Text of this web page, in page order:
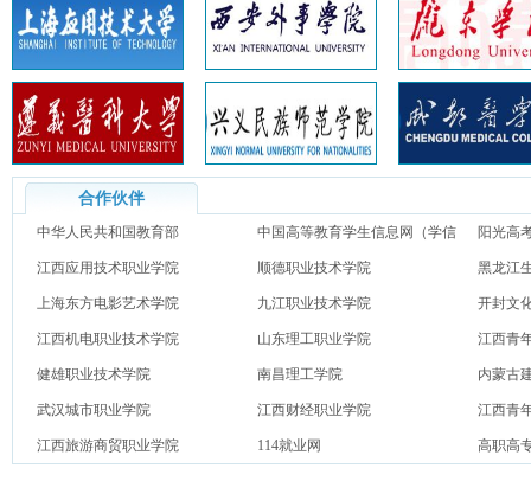
合作伙伴
中华人民共和国教育部 中国高等教育学生信息网（学信
网）
阳光高
江西应用技术职业学院 顺德职业技术学院 黑龙江
上海东方电影艺术学院 九江职业技术学院 开封文
江西机电职业技术学院 山东理工职业学院 江西青
健雄职业技术学院 南昌理工学院 内蒙古
武汉城市职业学院 江西财经职业学院 江西青
江西旅游商贸职业学院 114就业网 高职高